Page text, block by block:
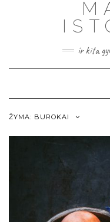
ir kita
ŽYMA: BUROKAI